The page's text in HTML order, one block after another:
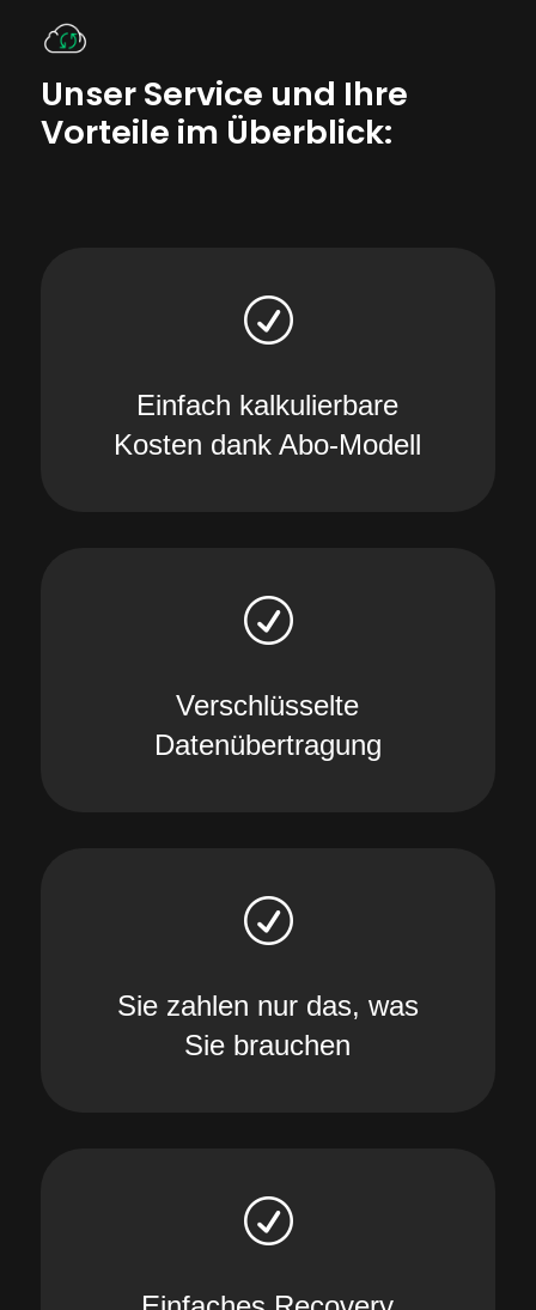
Unser Service und Ihre
Vorteile im Überblick:
R
Einfach kalkulierbare
Kosten dank Abo-Modell
R
Verschlüsselte
Datenübertragung
R
Sie zahlen nur das, was
Sie brauchen
R